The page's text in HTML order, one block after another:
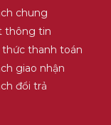
chung
thông tin
thanh toán
giao nhận
đổi trả